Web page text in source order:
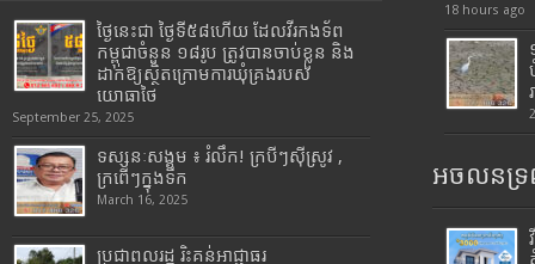
ថ្ងៃនេះជា ថ្ងៃទី៥៨ហើយ ដែលវីរកងទ័ព
កម្ពុជាចំនួន ១៨រូប ត្រូវបានចាប់ខ្លួន និង
ដាក់ឱ្យស្ថិតក្រោមការឃុំគ្រងរបស់
យោធាថៃ
September 25, 2025
ទស្សនៈសង្គម ៖ រំលឹក! ក្របីៗស៊ីស្រូវ ,
ក្រពើៗក្នុងទឹក
March 16, 2025
ប្រជាពលរដ្ឋ រិះគន់អាជ្ញាធរ
18 hours ago
អចលនទ្រ